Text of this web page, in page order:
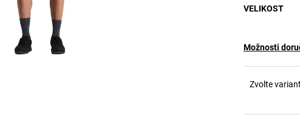
VELIKOST
Možnosti
Zvolte